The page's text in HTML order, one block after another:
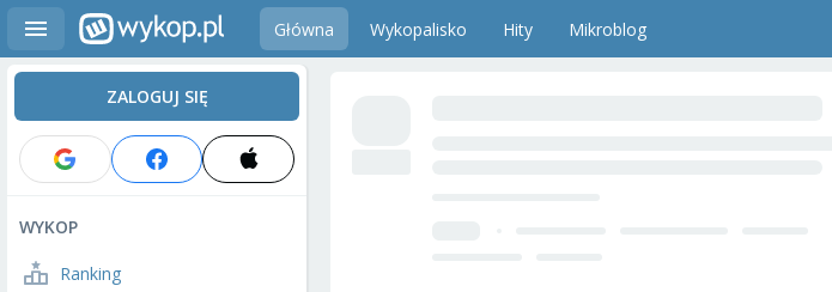
Główna Wykopalisko Hity Mikroblog
ZALOGUJ SIĘ
WYKOP
Ranking